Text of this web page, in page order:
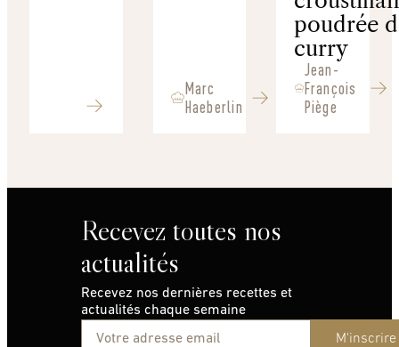
Marc
Haeberlin
poudrée
curry
Jean-
François
Piège
Recevez toutes nos
actualités
Recevez nos dernières recettes et
actualités chaque semaine
M'inscrire